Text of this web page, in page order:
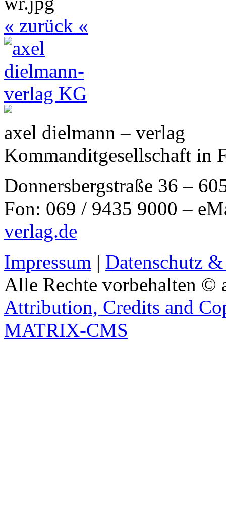
« zurück «
axel dielmann – verlag
Kommanditgesellschaft in
Donnersbergstraße 36 –
Fon: 069 / 9435 9000 –
verlag.de
Impressum | Datenschutz
Alle Rechte vorbehalten ©
Attribution, Credits and
MATRIX-CMS